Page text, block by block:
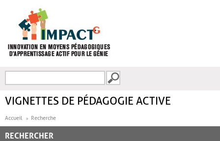
FORMULAIRE DE
VIGNETTES DE PÉDAGOGIE ACTIVE
Accueil Recherche
RECHERCHER